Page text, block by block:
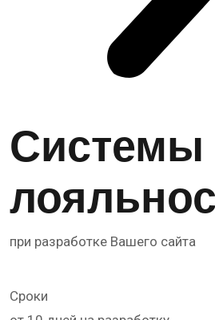
Системы
при разработке Вашего сайта
Сроки